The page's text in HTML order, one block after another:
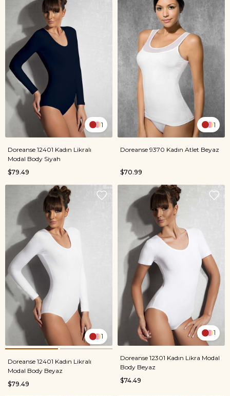
1
Doreanse 12401 Kadın Likralı
Modal Body Siyah
$79.49
1
Doreanse 9370 Kadın Atlet Beyaz
$70.99
1
Doreanse 12401 Kadın Likralı
Modal Body Beyaz
$79.49
1
Doreanse 12301 Kadın Likra Modal
Body Beyaz
$74.49